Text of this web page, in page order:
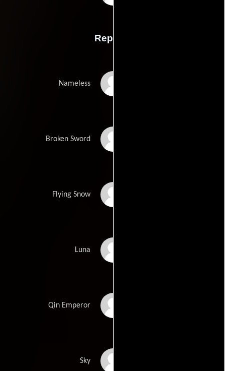
Reparto
Nameless
Broken Sword
Flying Snow
Luna
Qin Emperor
Sky